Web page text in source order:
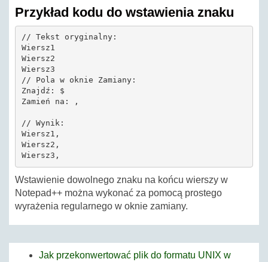
Przykład kodu do wstawienia znaku
// Tekst oryginalny:
Wiersz1
Wiersz2
Wiersz3
// Pola w oknie Zamiany:
Znajdź: $
Zamień na: ,
// Wynik:
Wiersz1,
Wiersz2,
Wstawienie dowolnego znaku na końcu wierszy w
Notepad++ można wykonać za pomocą prostego
wyrażenia regularnego w oknie zamiany.
Jak przekonwertować plik do formatu UNIX w